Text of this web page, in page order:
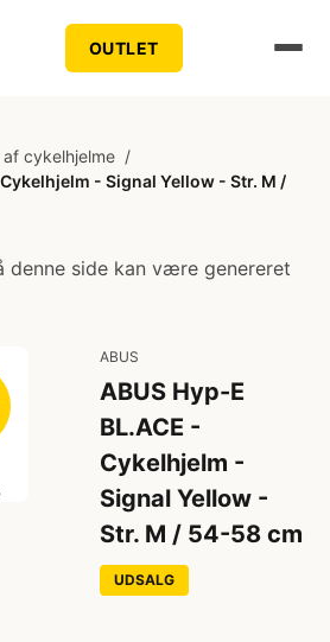
OUTLET
cykelhjelme /
- Signal Yellow - Str. M /
denne side kan være genereret
ABUS
ABUS Hyp-E
BL.ACE -
Cykelhjelm -
Signal Yellow -
Str. M / 54-58 cm
UDSALG